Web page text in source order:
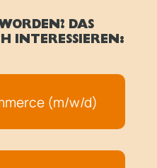
DAS
INTERESSIEREN:
(m/w/d)